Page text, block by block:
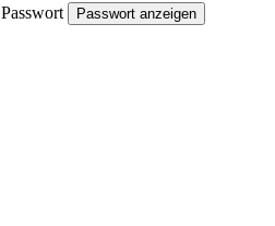
Passwort
Passwort anzeigen